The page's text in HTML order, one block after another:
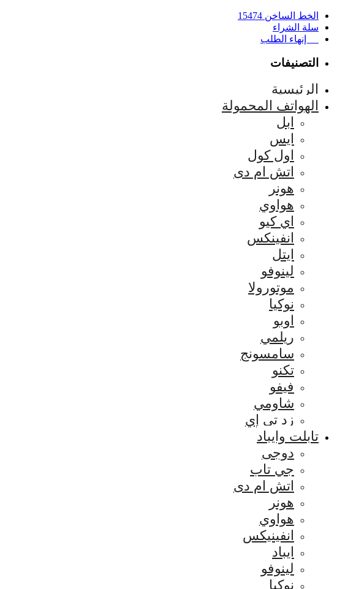
الخط الساخن 15474
سلة الشراء
إنهاء الطلب
التصنيفات
الرئيسية
الهواتف المحمولة
ابل
ايس
اول كول
اتش ام دى
هونر
هواوي
اي كيو
انفينكس
ايتل
لينوفو
موتورولا
نوكيا
اوبو
ريلمي
سامسونج
تكنو
فيفو
شاومي
زد تي إي
تابلت وايباد
دوجى
جي تاب
اتش ام دى
هونر
هواوي
انفينيكس
ايباد
لينوفو
نوكيا